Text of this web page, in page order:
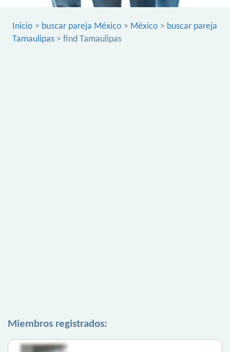
Inicio > buscar pareja México > México > buscar pareja
Tamaulipas > find Tamaulipas
Miembros registrados: